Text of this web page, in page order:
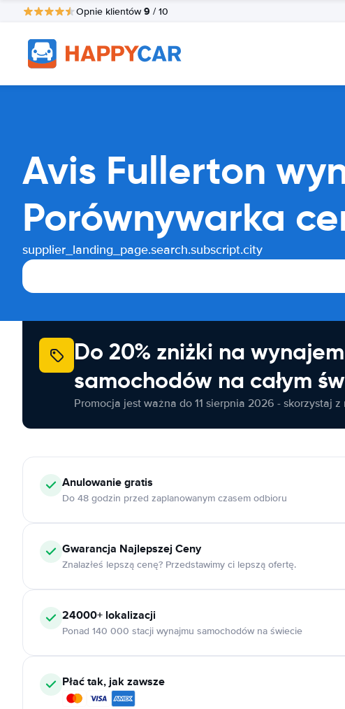
Opnie klientów9 / 10
Avis Fullerton
Porównywarka
supplier_landing_page.search.subscript.city
Do 20% zniżki na wynajem
samochodów na całym
Promocja jest ważna do 11 sierpnia 2026 - skorzystaj z
Anulowaniegratis
Do 48 godzin przed zaplanowanym czasem odbioru
Gwarancja Najlepszej Ceny
Znalazłeś lepszą cenę? Przedstawimy ci lepszą ofertę.
24000+ lokalizacji
Ponad 140 000 stacji wynajmu samochodów na świecie
Płać tak, jak zawsze